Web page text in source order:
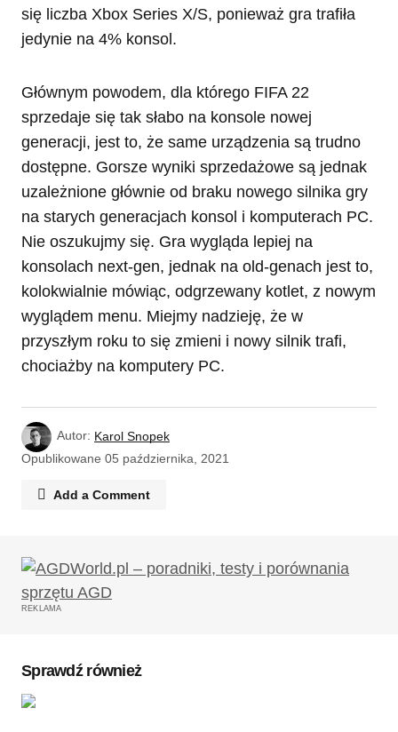
się liczba Xbox Series X/S, ponieważ gra trafiła
jedynie na 4% konsol.
Głównym powodem, dla którego FIFA 22
sprzedaje się tak słabo na konsole nowej
generacji, jest to, że same urządzenia są trudno
dostępne. Gorsze wyniki sprzedażowe są jednak
uzależnione głównie od braku nowego silnika gry
na starych generacjach konsol i komputerach PC.
Nie oszukujmy się. Gra wygląda lepiej na
konsolach next-gen, jednak na old-genach jest to,
kolokwialnie mówiąc, odgrzewany kotlet, z nowym
wyglądem menu. Miejmy nadzieję, że w
przyszłym roku to się zmieni i nowy silnik trafi,
chociażby na komputery PC.
Autor: Karol Snopek
Opublikowane 05 października, 2021
Add a Comment
Twój adres email nie zostanie opublikowany.
Wymagane pola są oznaczone
REKLAMA
Sprawdź również